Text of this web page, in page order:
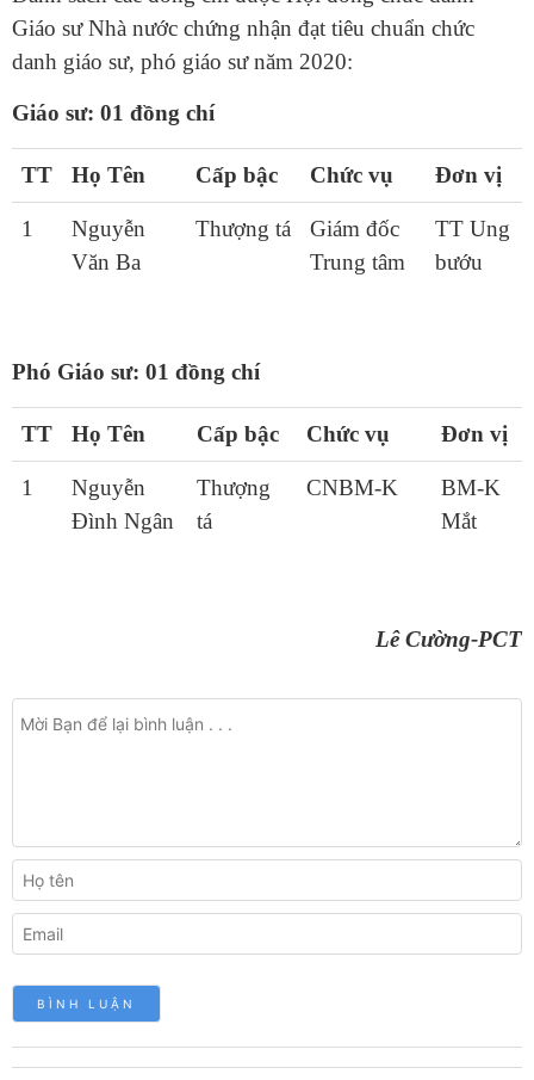
Giáo sư Nhà nước chứng nhận đạt tiêu chuẩn chức
danh giáo sư, phó giáo sư năm 2020:
Giáo sư: 01 đồng chí
TT Họ Tên Cấp bậc Chức vụ Đơn vị
1
Nguyễn
Văn Ba
Thượng tá
Giám đốc
Trung tâm
TT Ung
bướu
Phó Giáo sư: 01 đồng chí
TT Họ Tên Cấp bậc Chức vụ Đơn vị
1
Nguyễn
Đình Ngân
Thượng
tá
CNBM-K
BM-K
Mắt
Lê Cường-PCT